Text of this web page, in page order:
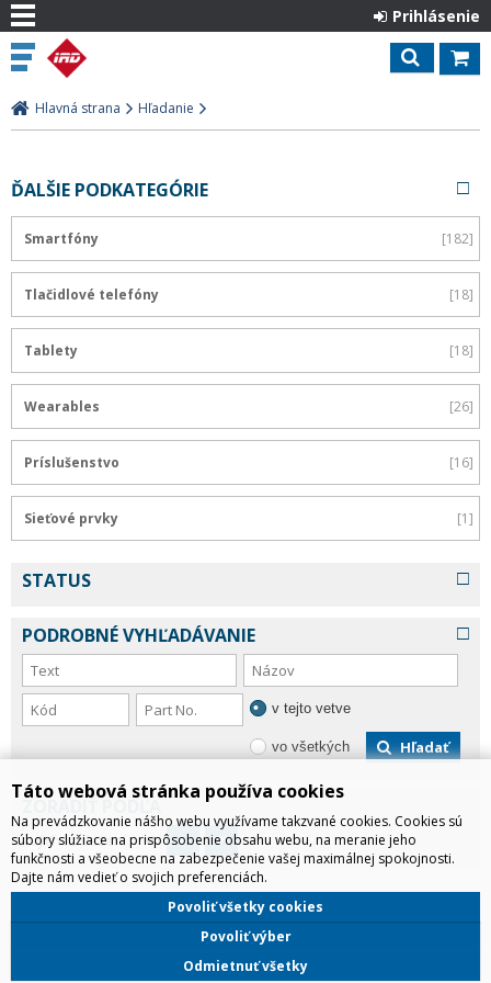
Prihlásenie
Hlavná strana Hľadanie
ĎALŠIE PODKATEGÓRIE
Smartfóny 182
Tlačidlové telefóny 18
Tablety 18
Wearables 26
Príslušenstvo 16
Sieťové prvky 1
STATUS
PODROBNÉ VYHĽADÁVANIE
v tejto vetve
vo všetkých Hľadať
FILTER SKLADU
Táto webová stránka používa cookies
Na prevádzkovanie nášho webu využívame takzvané cookies. Cookies sú
súbory slúžiace na prispôsobenie obsahu webu, na meranie jeho
funkčnosti a všeobecne na zabezpečenie vašej maximálnej spokojnosti.
Dajte nám vedieť o svojich preferenciách.
Odmietnuť všetky
Povoliť výber
Povoliť všetky cookies